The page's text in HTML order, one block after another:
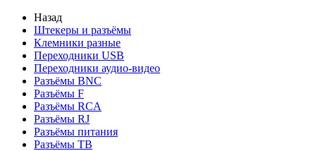
Назад
Штекеры и разъёмы
Клемники разные
Переходники USB
Переходники аудио-видео
Разъёмы BNC
Разъёмы F
Разъёмы RCA
Разъёмы RJ
Разъёмы питания
Разъёмы ТВ